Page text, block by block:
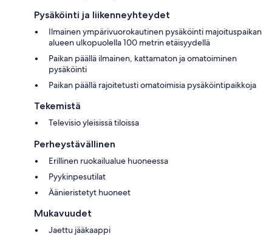
Pysäköinti ja liikenneyhteydet
Ilmainen ympärivuorokautinen pysäköinti majoituspaikan
alueen ulkopuolella 100 metrin etäisyydellä
Paikan päällä ilmainen, kattamaton ja omatoiminen
pysäköinti
Paikan päällä rajoitetusti omatoimisia pysäköintipaikkoja
Tekemistä
Televisio yleisissä tiloissa
Perheystävällinen
Erillinen ruokailualue huoneessa
Pyykinpesutilat
Äänieristetyt huoneet
Mukavuudet
Jaettu jääkaappi